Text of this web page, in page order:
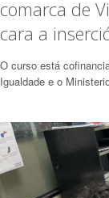
comarca de
cara a
O curso está
Igualdade e o